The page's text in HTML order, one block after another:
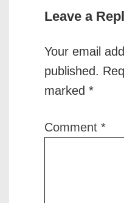
Leave a
Your email
published.
marked *
Comment *